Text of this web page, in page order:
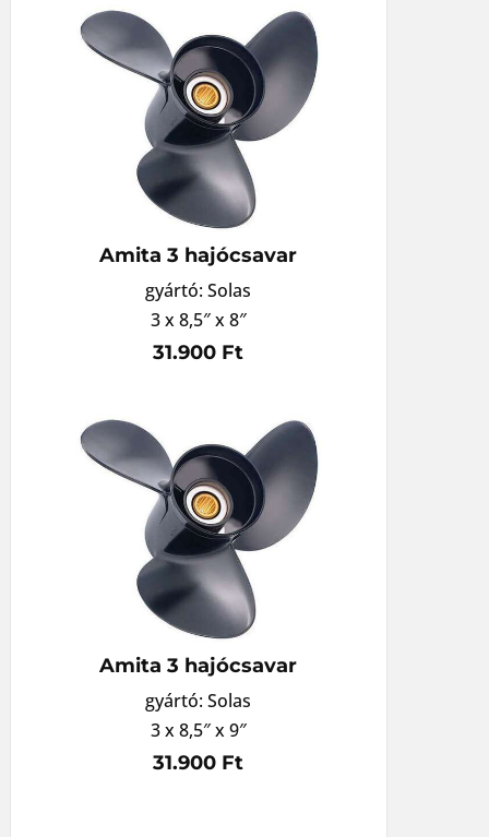
Amita 3 hajócsavar
gyártó: Solas
3 x 8,5″ x 8″
31.900 Ft
Amita 3 hajócsavar
gyártó: Solas
3 x 8,5″ x 9″
31.900 Ft